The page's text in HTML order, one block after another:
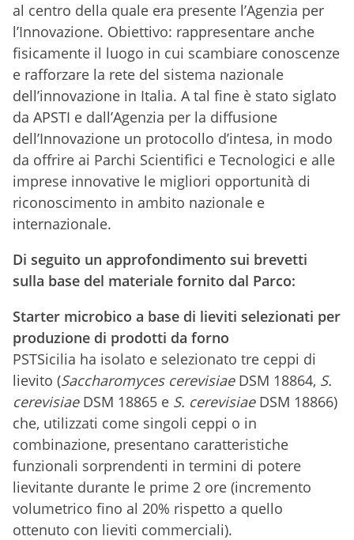
al centro della quale era presente l’Agenzia per
l’Innovazione. Obiettivo: rappresentare anche
fisicamente il luogo in cui scambiare conoscenze
e rafforzare la rete del sistema nazionale
dell’innovazione in Italia. A tal fine è stato siglato
da APSTI e dall’Agenzia per la diffusione
dell’Innovazione un protocollo d’intesa, in modo
da offrire ai Parchi Scientifici e Tecnologici e alle
imprese innovative le migliori opportunità di
riconoscimento in ambito nazionale e
internazionale.
Di seguito un approfondimento sui brevetti
sulla base del materiale fornito dal Parco:
Starter microbico a base di lieviti selezionati per
produzione di prodotti da forno
PSTSicilia ha isolato e selezionato tre ceppi di
lievito (Saccharomyces cerevisiae DSM 18864, S.
cerevisiae DSM 18865 e S. cerevisiae DSM 18866)
che, utilizzati come singoli ceppi o in
combinazione, presentano caratteristiche
funzionali sorprendenti in termini di potere
lievitante durante le prime 2 ore (incremento
volumetrico fino al 20% rispetto a quello
ottenuto con lieviti commerciali).